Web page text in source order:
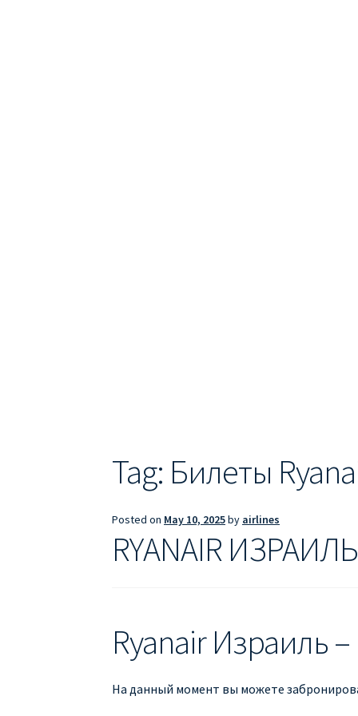
Информация по бронированию билетов
ПРАВИЛА РЕГИСТРАЦИИПРИЛОЖЕНИЕ
Tag: Билеты
Posted on May 10, 2025by airlines
RYANAIR ИЗРАИЛЬ
Ryanair Израиль
На данный момент вы можете